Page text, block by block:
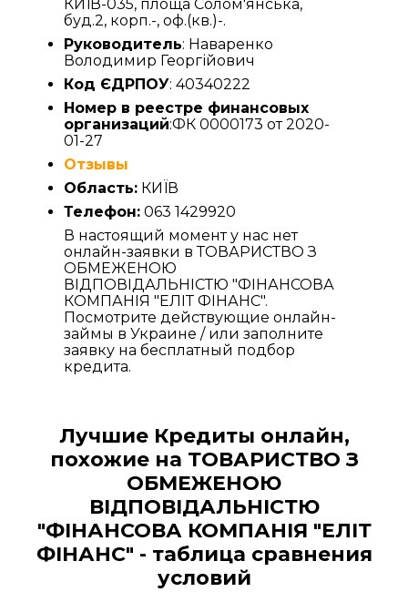
КИЇВ-035, площа Солом'янська,
буд.2, корп.-, оф.(кв.)-.
Руководитель: Наваренко
Володимир Георгійович
Код ЄДРПОУ: 40340222
Номер в реестре финансовых
организаций:ФК 0000173 от 2020-
01-27
Отзывы
Область: КИЇВ
Телефон: 063 1429920
В настоящий момент у нас нет
онлайн-заявки в ТОВАРИСТВО З
ОБМЕЖЕНОЮ
ВІДПОВІДАЛЬНІСТЮ "ФІНАНСОВА
КОМПАНІЯ "ЕЛІТ ФІНАНС".
Посмотрите действующие онлайн-
займы в Украине / или заполните
заявку на бесплатный подбор
кредита.
Лучшие Кредиты онлайн,
похожие на ТОВАРИСТВО З
ОБМЕЖЕНОЮ
ВІДПОВІДАЛЬНІСТЮ
"ФІНАНСОВА КОМПАНІЯ "ЕЛІТ
ФІНАНС" - таблица сравнения
условий